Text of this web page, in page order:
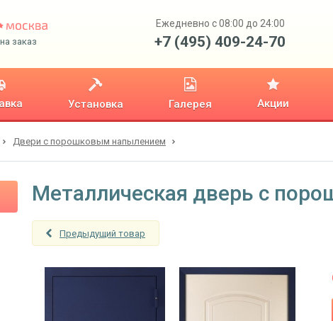
заказ
Ежедневно с 08:00 до 24:00
+7 (495) 409-24-70
Установка Галерея Акции
Двери с порошковым напылением
Металлическая дверь с
Предыдущий товар